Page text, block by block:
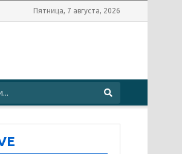
Пятница, 7 августа, 2026